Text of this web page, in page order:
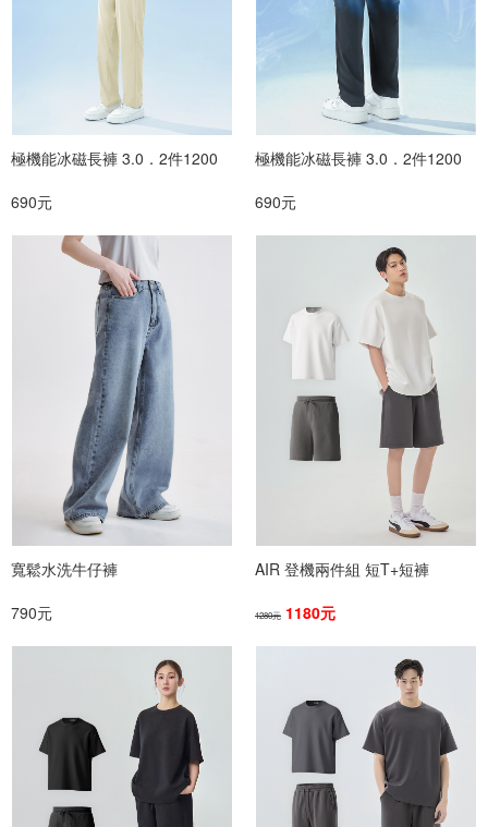
篩選
極機能冰磁長褲 3.0．2件1200
690元
極機能冰磁長褲 3.0．2件1200
690元
寬鬆水洗牛仔褲
790元
AIR 登機兩件組 短T+短褲
1280元 1180元